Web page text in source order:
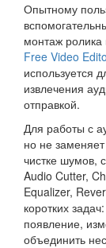
Опытному
монтаж ролика
Free Video
используется
извлечения
отправкой.
Для работы с
но не заменяет
чистке шумов,
Audio Cutter,
Equalizer,
коротких
появление,
объединить